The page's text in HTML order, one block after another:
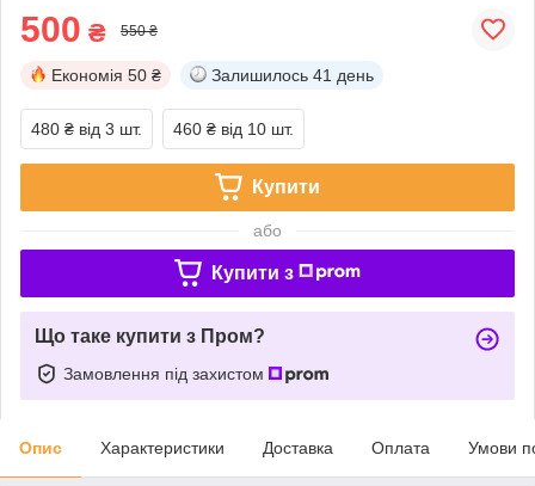
500 ₴ 550 ₴
Економія 50 ₴ Залишилось 41 день
480 ₴ від 3 шт. 460 ₴ від 10 шт.
Купити
або
Купити з
Що таке купити з Пром?
Замовлення під захистом
Опис Характеристики Доставка Оплата Умови